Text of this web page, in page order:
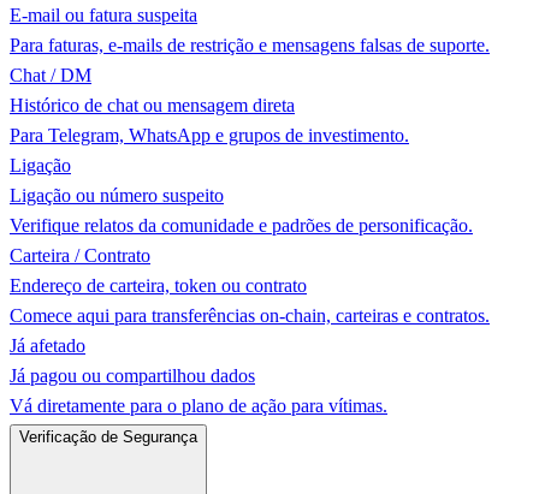
E-mail ou fatura suspeita
Para faturas, e-mails de restrição e mensagens falsas de suporte.
Chat / DM
Histórico de chat ou mensagem direta
Para Telegram, WhatsApp e grupos de investimento.
Ligação
Ligação ou número suspeito
Verifique relatos da comunidade e padrões de personificação.
Carteira / Contrato
Endereço de carteira, token ou contrato
Comece aqui para transferências on-chain, carteiras e contratos.
Já afetado
Já pagou ou compartilhou dados
Vá diretamente para o plano de ação para vítimas.
Verificação de Segurança